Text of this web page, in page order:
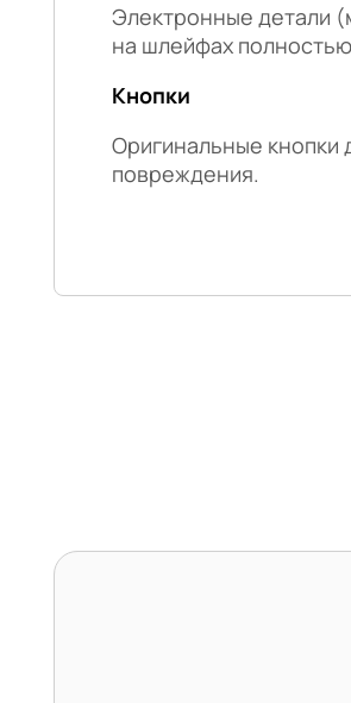
Электронные детали
на шлейфах
Кнопки
Оригинальные
повреждения.